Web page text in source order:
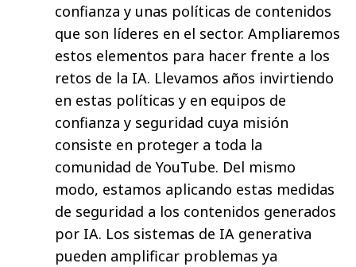
confianza y unas políticas de contenidos
que son líderes en el sector. Ampliaremos
estos elementos para hacer frente a los
retos de la IA. Llevamos años invirtiendo
en estas políticas y en equipos de
confianza y seguridad cuya misión
consiste en proteger a toda la
comunidad de YouTube. Del mismo
modo, estamos aplicando estas medidas
de seguridad a los contenidos generados
por IA. Los sistemas de IA generativa
pueden amplificar problemas ya